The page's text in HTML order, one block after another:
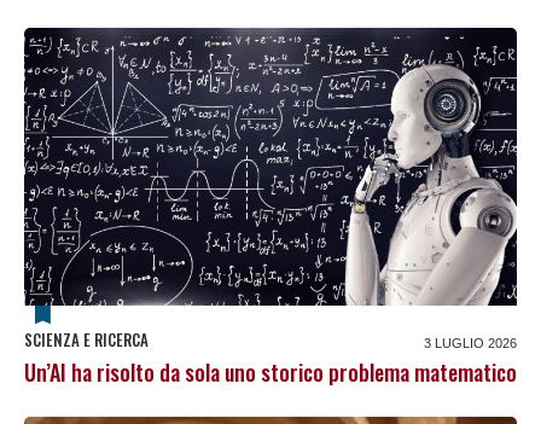
SCIENZA E RICERCA 3 LUGLIO 2026
Un’AI ha risolto da sola uno storico problema matematico